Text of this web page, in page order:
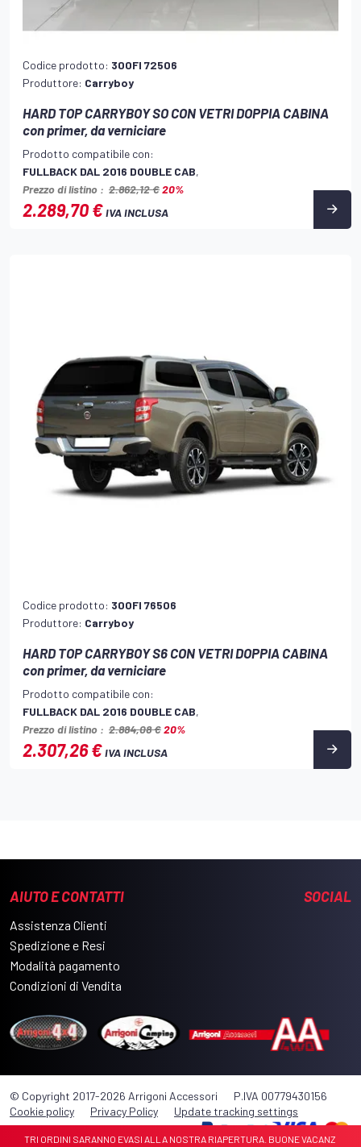
Codice prodotto: 300FI 72506
Produttore: Carryboy
HARD TOP CARRYBOY SO CON VETRI DOPPIA CABINA
con primer, da verniciare
Prodotto compatibile con:
FULLBACK DAL 2016 DOUBLE CAB,
Prezzo di listino : 2.862,12 €20%
2.289,70 €IVA INCLUSA
Codice prodotto: 300FI 76506
Produttore: Carryboy
HARD TOP CARRYBOY S6 CON VETRI DOPPIA CABINA
con primer, da verniciare
Prodotto compatibile con:
FULLBACK DAL 2016 DOUBLE CAB,
Prezzo di listino : 2.884,08 €20%
2.307,26 €IVA INCLUSA
AIUTO E CONTATTI
Assistenza Clienti
Spedizione e Resi
Modalità pagamento
Condizioni di Vendita
SOCIAL
© Copyright 2017-2026 Arrigoni Accessori
P.IVA 00779430156
Cookie policy
Privacy Policy Update tracking settings
ORDINI SARANNO EVASI ALLA NOSTRA RIAPERTURA. BUONE VACANZE 🏝️🏝️